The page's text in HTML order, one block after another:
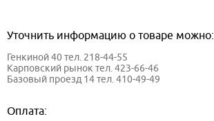
Уточнить информацию о товаре можно:
Генкиной 40 тел. 218-44-55
Карповский рынок тел. 423-66-46
Базовый проезд 14 тел. 410-49-49
Оплата: